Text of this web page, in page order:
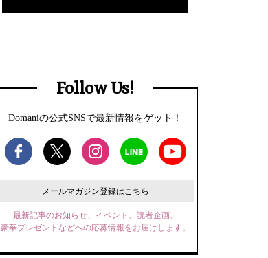
Follow Us!
Domaniの公式SNSで最新情報をゲット！
メールマガジン登録はこちら
最新記事のお知らせ、イベント、読者企画、
豪華プレゼントなどへの応募情報をお届けします。